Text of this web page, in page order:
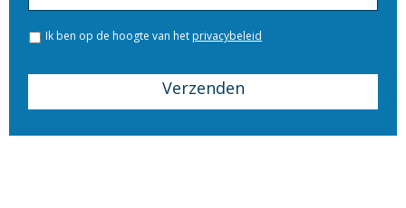
Ik ben op de hoogte van het privacybeleid
Verzenden